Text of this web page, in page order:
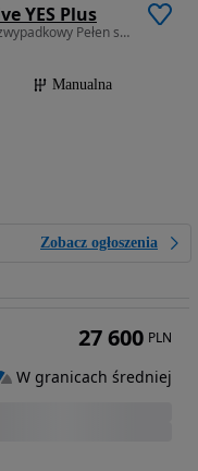
YES Plus
998 cm3 • 100 KM • Active Navi Kamera Bezwypadkowy Pełen serwis 1 ręka z Niemiec Zarejest
Manualna
Zobacz ogłoszenia
27 600 PLN
W granicach średniej